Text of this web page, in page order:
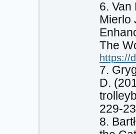
6. Van
Mierlo
The
https://
7.
D.
229-
8.